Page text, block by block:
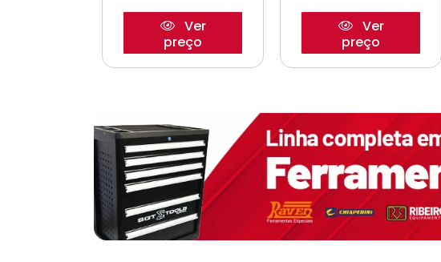
Ver
preço
Ver
preço